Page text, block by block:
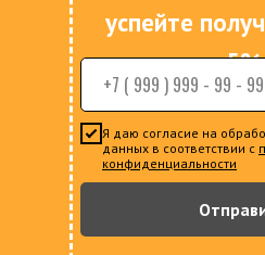
успейте
5%
Я даю согласие на
данных в соответствии с
конфиденциальности